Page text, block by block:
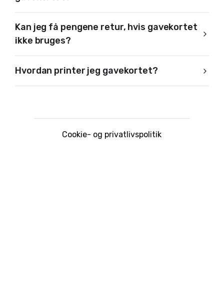
Kan jeg få pengene retur, hvis gavekortet
ikke bruges?
Hvordan printer jeg gavekortet?
Cookie- og privatlivspolitik